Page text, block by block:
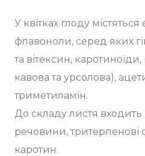
У квітках глоду містяться
флавоноли, серед яких
та вітексин,
кавова та урсолова),
триметиламін.
До складу листя
речовини, тритерпенові
каротин.